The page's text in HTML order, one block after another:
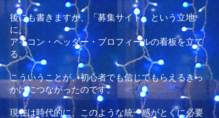
へ
後にも書きますが、「募集サイト」という立地
に、
アイコン・ヘッダー・プロフィールの看板を立て
る。
こういうことが、初心者でも信じてもらえるきっ
かけにつながったのです。
現在は時代的に、このような統一感がとくに必要